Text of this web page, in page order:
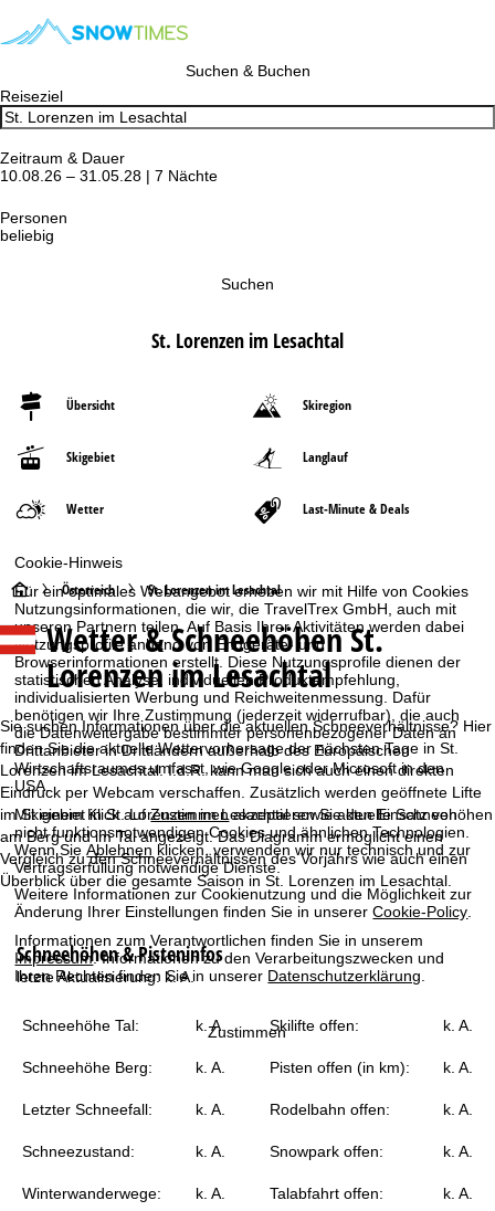
Cookie-Hinweis
Für ein optimales Webangebot erheben wir mit Hilfe von Cookies
Nutzungsinformationen, die wir, die TravelTrex GmbH, auch mit
unseren Partnern teilen. Auf Basis Ihrer Aktivitäten werden dabei
Nutzungsprofile anhand von Endgeräte- und
Browserinformationen erstellt. Diese Nutzungsprofile dienen der
statistischen Analyse, individuellen Produktempfehlung,
individualisierten Werbung und Reichweitenmessung. Dafür
benötigen wir Ihre Zustimmung (jederzeit widerrufbar), die auch
die Datenweitergabe bestimmter personenbezogener Daten an
Drittanbieter in Drittländern außerhalb des Europäischen
Wirtschaftsraumes umfasst, wie Google oder Microsoft in den
USA.
Mit einem Klick aufZustimmenakzeptieren Sie den Einsatz von
nicht funktionsnotwendigen Cookies und ähnlichen Technologien.
Wenn SieAblehnen klicken, verwenden wir nur technisch und zur
Vertragserfüllung notwendige Dienste.
Weitere Informationen zur Cookienutzung und die Möglichkeit zur
Änderung Ihrer Einstellungen finden Sie in unsererCookie-Policy.
Informationen zum Verantwortlichen finden Sie in unserem
Impressum. Informationen zu den Verarbeitungszwecken und
Ihren Rechten finden Sie in unserer Datenschutzerklärung.
Zustimmen
Suchen & Buchen
Reiseziel
Zeitraum & Dauer
10.08.26 – 31.05.28 | 7 Nächte
Personen
beliebig
Suchen
St. Lorenzen im Lesachtal
Übersicht Skiregion
Skigebiet Langlauf
Wetter Last-Minute & Deals
S
t
a
r
t
s
e
i
t
Österreich St. Lorenzen im Lesachtal
Wetter & Schneehöhen St.
Lorenzen im Lesachtal
Sie suchen Informationen über die aktuellen Schneeverhältnisse? Hier
finden Sie die aktuelle Wettervorhersage der nächsten Tage in St.
Lorenzen im Lesachtal. I.d.R. kann man sich auch einen direkten
Eindruck per Webcam verschaffen. Zusätzlich werden geöffnete Lifte
im Skigebiet in St. Lorenzen im Lesachtal sowie aktuelle Schneehöhen
am Berg und im Tal angezeigt. Das Diagramm ermöglicht einen
Vergleich zu den Schneeverhältnissen des Vorjahrs wie auch einen
Überblick über die gesamte Saison in St. Lorenzen im Lesachtal.
Schneehöhen & Pisteninfos
letzte Aktualisierung: k. A.
Schneehöhe Tal: k. A. Skilifte offen: k. A.
Schneehöhe Berg: k. A. Pisten offen (in km): k. A.
Letzter Schneefall: k. A. Rodelbahn offen: k. A.
Schneezustand: k. A. Snowpark offen: k. A.
Winterwanderwege: k. A. Talabfahrt offen: k. A.